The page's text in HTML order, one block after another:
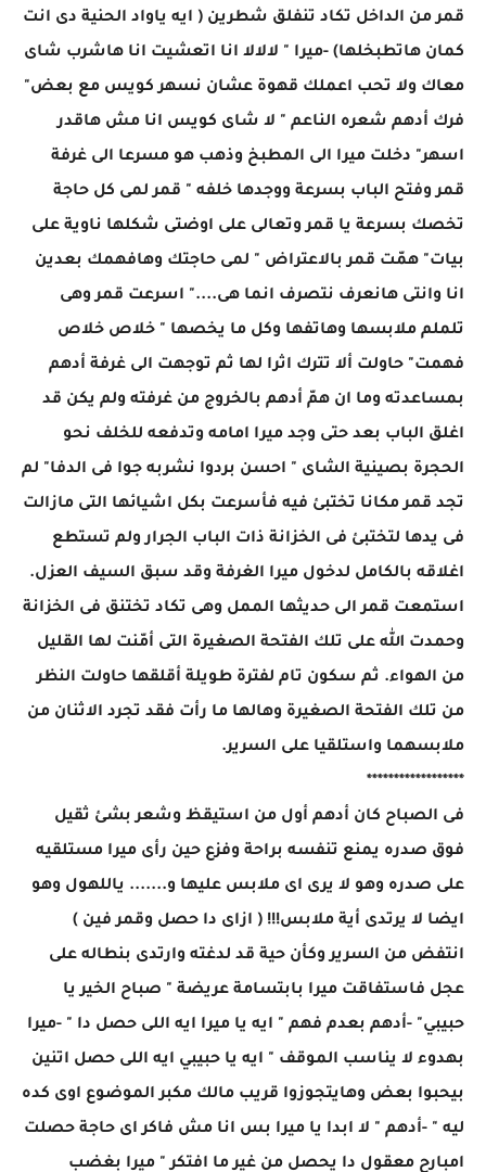
قمر من الداخل تكاد تنفلق شطرين ( ايه ياواد الحنية دى انت
كمان هاتطبخلها) -ميرا " لالالا انا اتعشيت انا هاشرب شاى
معاك ولا تحب اعملك قهوة عشان نسهر كويس مع بعض"
فرك أدهم شعره الناعم " لا شاى كويس انا مش هاقدر
اسهر" دخلت ميرا الى المطبخ وذهب هو مسرعا الى غرفة
قمر وفتح الباب بسرعة ووجدها خلفه " قمر لمى كل حاجة
تخصك بسرعة يا قمر وتعالى على اوضتى شكلها ناوية على
بيات" همّت قمر بالاعتراض " لمى حاجتك وهافهمك بعدين
انا وانتى هانعرف نتصرف انما هى...." اسرعت قمر وهى
تلملم ملابسها وهاتفها وكل ما يخصها " خلاص خلاص
فهمت" حاولت ألا تترك اثرا لها ثم توجهت الى غرفة أدهم
بمساعدته وما ان همّ أدهم بالخروج من غرفته ولم يكن قد
اغلق الباب بعد حتى وجد ميرا امامه وتدفعه للخلف نحو
الحجرة بصينية الشاى " احسن بردوا نشربه جوا فى الدفا" لم
تجد قمر مكانا تختبئ فيه فأسرعت بكل اشيائها التى مازالت
فى يدها لتختبئ فى الخزانة ذات الباب الجرار ولم تستطع
اغلاقه بالكامل لدخول ميرا الغرفة وقد سبق السيف العزل.
استمعت قمر الى حديثها الممل وهى تكاد تختنق فى الخزانة
وحمدت الله على تلك الفتحة الصغيرة التى أمّنت لها القليل
من الهواء. ثم سكون تام لفترة طويلة أقلقها حاولت النظر
من تلك الفتحة الصغيرة وهالها ما رأت فقد تجرد الاثنان من
ملابسهما واستلقيا على السرير.
******************
فى الصباح كان أدهم أول من استيقظ وشعر بشئ ثقيل
فوق صدره يمنع تنفسه براحة وفزع حين رأى ميرا مستلقيه
على صدره وهو لا يرى اى ملابس عليها و....... ياللهول وهو
ايضا لا يرتدى أية ملابس!!! ( ازاى دا حصل وقمر فين )
انتفض من السرير وكأن حية قد لدغته وارتدى بنطاله على
عجل فاستفاقت ميرا بابتسامة عريضة " صباح الخير يا
حبيبي" -أدهم بعدم فهم " ايه يا ميرا ايه اللى حصل دا " -ميرا
بهدوء لا يناسب الموقف " ايه يا حبيبي ايه اللى حصل اتنين
بيحبوا بعض وهايتجوزوا قريب مالك مكبر الموضوع اوى كده
ليه " -أدهم " لا ابدا يا ميرا بس انا مش فاكر اى حاجة حصلت
امبارح معقول دا يحصل من غير ما افتكر " ميرا بغضب